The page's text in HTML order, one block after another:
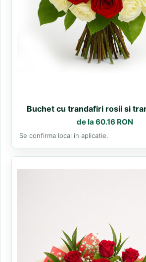
Buchet cu trandafiri rosii si
de la 60.16 RON
Se confirma local in aplicatie.